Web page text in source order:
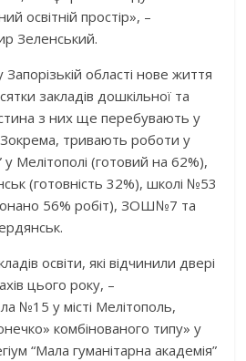
освітній простір», –
Зеленський.
області нове життя
закладів дошкільної та
з них ще перебувають у
Зокрема, тривають роботи у
Мелітополі (готовий на 62%),
(готовність 32%), школі №53
56% робіт), ЗОШ№7 та
освіти, які відчинили двері
цього року, –
№15 у місті Мелітополь,
комбінованого типу» у
“Мала гуманітарна академія”